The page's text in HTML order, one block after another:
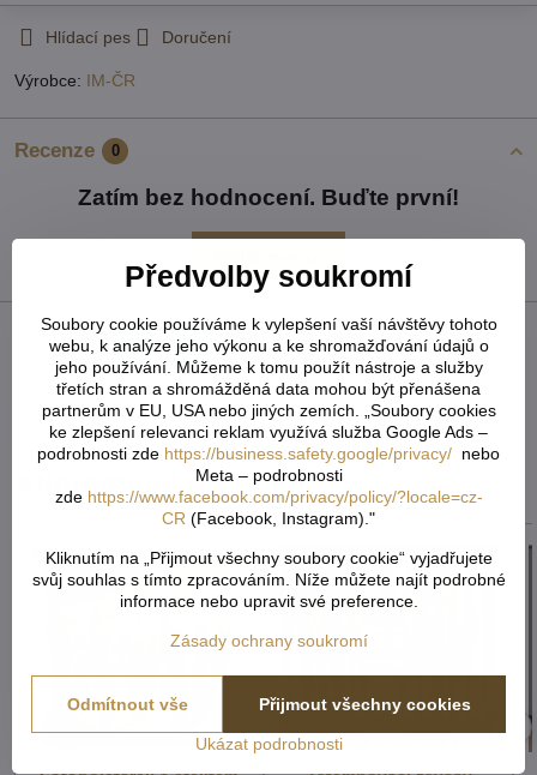
Hlídací pes Doručení
Výrobce: IM-ČR
Recenze 0
Zatím bez hodnocení. Buďte první!
FacebookTwitterBlueskyPinterestReddit LinkedInWhatsApp
E-
mail
Předchozí produkt Následující produkt
Alternativní produkty
Předvolby soukromí
Soubory cookie používáme k vylepšení vaší návštěvy tohoto
webu, k analýze jeho výkonu a ke shromažďování údajů o
jeho používání. Můžeme k tomu použít nástroje a služby
třetích stran a shromážděná data mohou být přenášena
partnerům v EU, USA nebo jiných zemích. „Soubory cookies
ke zlepšení relevanci reklam využívá služba Google Ads –
podrobnosti zde https://business.safety.google/privacy/ nebo
Meta – podrobnosti
zde https://www.facebook.com/privacy/policy/?locale=cz-
CR (Facebook, Instagram)."
Kliknutím na „Přijmout všechny soubory cookie“ vyjadřujete
svůj souhlas s tímto zpracováním. Níže můžete najít podrobné
informace nebo upravit své preference.
Zásady ochrany soukromí
Ukázat podrobnosti
Přijmout všechny cookies
Odmítnout vše